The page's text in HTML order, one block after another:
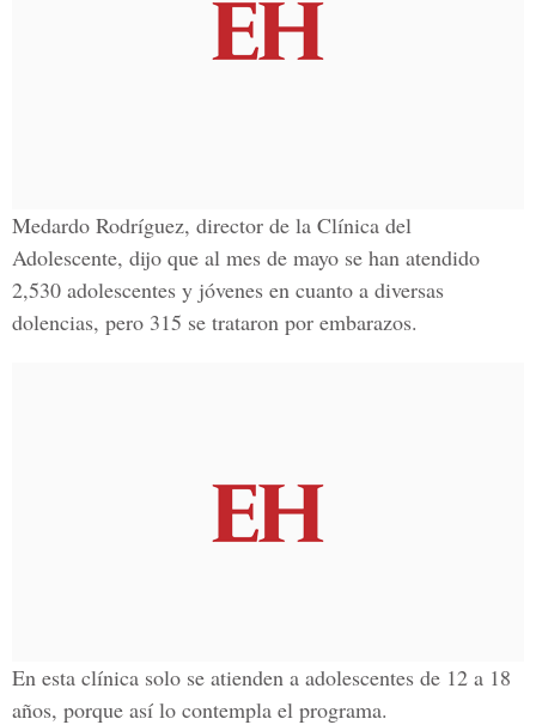
Medardo Rodríguez, director de la Clínica del
Adolescente, dijo que al mes de mayo se han atendido
2,530 adolescentes y jóvenes en cuanto a diversas
dolencias, pero 315 se trataron por embarazos.
En esta clínica solo se atienden a adolescentes de 12 a 18
años, porque así lo contempla el programa.